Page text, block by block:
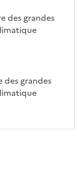
des grandes
grandes